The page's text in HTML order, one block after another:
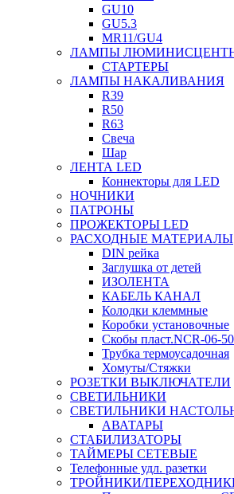
GU10
GU5.3
MR11/GU4
ЛАМПЫ
СТАРТЕРЫ
ЛАМПЫ НАКАЛИВАНИЯ
R39
R50
R63
Свеча
Шар
ЛЕНТА LED
Коннекторы для LED
НОЧНИКИ
ПАТРОНЫ
ПРОЖЕКТОРЫ LED
РАСХОДНЫЕ МАТЕРИАЛЫ
DIN рейка
Заглушка от детей
ИЗОЛЕНТА
КАБЕЛЬ КАНАЛ
Колодки клеммные
Коробки установочные
Скобы пласт.NCR-06-50
Трубка термоусадочная
Хомуты/Стяжки
РОЗЕТКИ ВЫКЛЮЧАТЕЛИ
СВЕТИЛЬНИКИ
СВЕТИЛЬНИКИ
АВАТАРЫ
СТАБИЛИЗАТОРЫ
ТАЙМЕРЫ СЕТЕВЫЕ
Телефонные удл. разетки
ТРОЙНИКИ/